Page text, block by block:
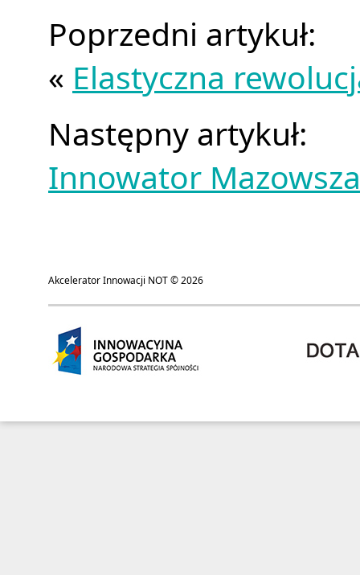
Poprzedni artykuł:
« Elastyczna
Następny artykuł:
Innowator Mazowsza
Akcelerator Innowacji NOT © 2026